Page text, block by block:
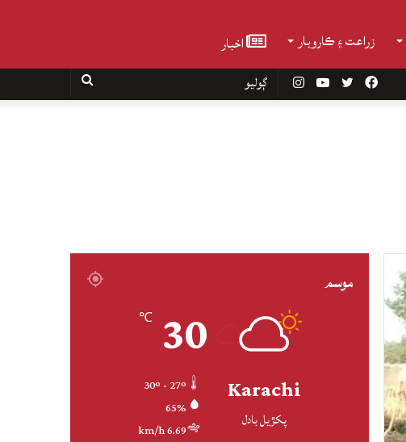
زراعت ۽ ڪاروبار اخبار
InstagramYouTube Twitter
Facebook
موسم
Karachi
پکڙيل بادل
30
℃
65%
6.69 km/h